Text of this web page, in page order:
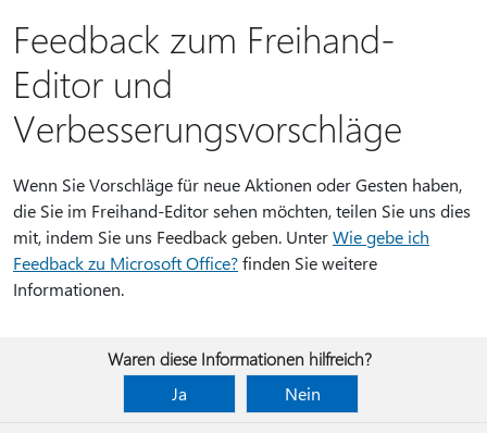
Feedback zum Freihand-
Editor und
Verbesserungsvorschläge
Wenn Sie Vorschläge für neue Aktionen oder Gesten haben,
die Sie im Freihand-Editor sehen möchten, teilen Sie uns dies
mit, indem Sie uns Feedback geben. UnterWie gebe ich
Feedback zu Microsoft Office?finden Sie weitere
Informationen.
Waren diese Informationen hilfreich?
Ja
Nein